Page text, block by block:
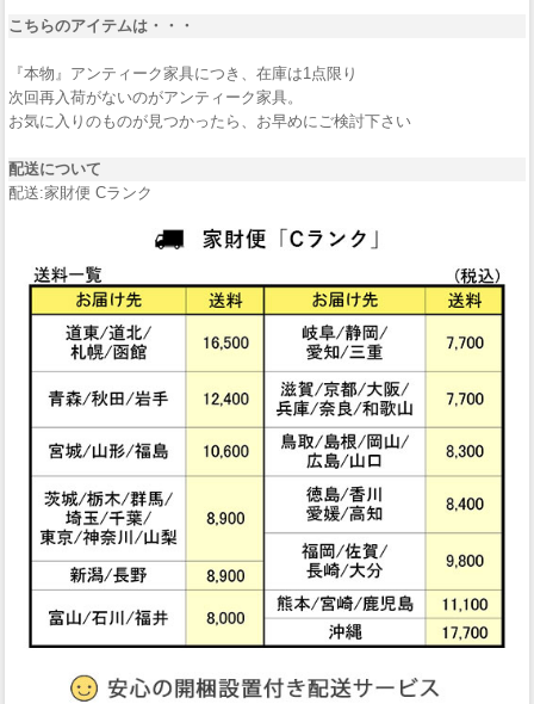
こちらのアイテムは・・・
『本物』アンティーク家具につき、在庫は1点限り
次回再入荷がないのがアンティーク家具。
お気に入りのものが見つかったら、お早めにご検討下さい
配送について
配送:家財便 Cランク